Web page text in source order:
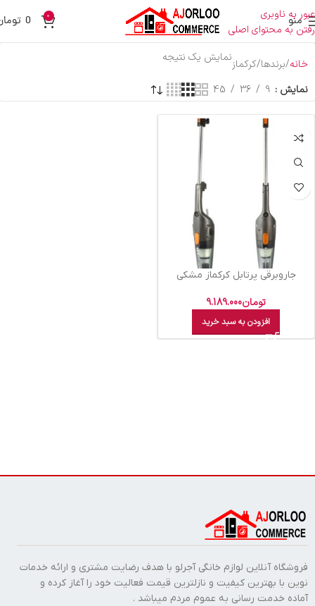
عبور به ناوبری
رفتن به محتوای اصلی
منو 0
0
خانه برندها کرکمازنمایش یک نتیجه
نمایش 9
36
45
جاروبرقي پرتابل کرکماز مشکي
تومان9.189.000
افزودن به سبد خرید
فروشگاه آنلاین لوازم خانگی آجرلو با هدف رضایت مشتری و ارائه خدمات
نوین با بهترین کیفیت و نازلترین قیمت فعالیت خود را آغاز کرده و
آماده خدمت رسانی به عموم مردم میباشد .